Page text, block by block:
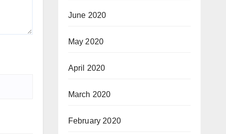
June 2020
May 2020
April 2020
March 2020
February 2020